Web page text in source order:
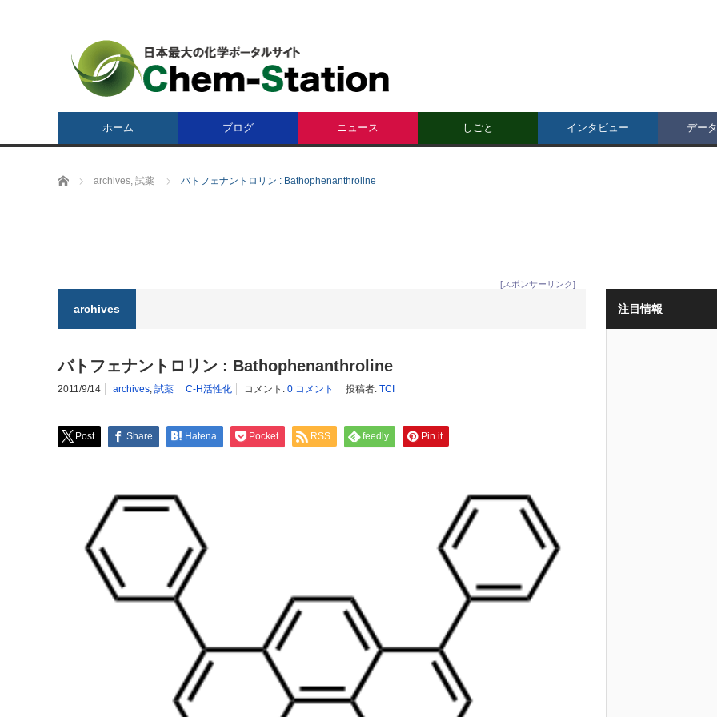
ホーム ブログ ニュース しごと インタビュー デー
ホーム archives, 試薬 バトフェナントロリン : Bathophenanthroline
[スポンサーリンク]
archives
バトフェナントロリン : Bathophenanthroline
2011/9/14 archives, 試薬 C-H活性化 コメント: 0 コメント 投稿者: TCI
Post Share Hatena Pocket RSS feedly Pin it
注目情報